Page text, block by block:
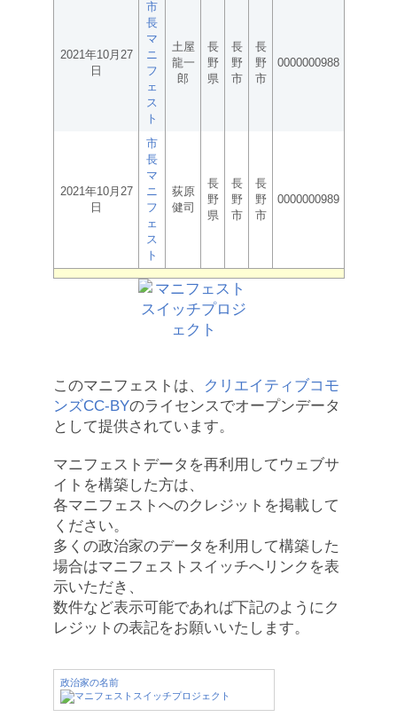
2021年10月27
日
市
長
マ
ニ
フ
ェ
ス
ト
土屋
龍一
郎
長
野
県
長
野
市
長
野
市
0000000988
2021年10月27
日
市
長
マ
ニ
フ
ェ
ス
ト
荻原
健司
長
野
県
長
野
市
長
野
市
0000000989
このマニフェストは、
クリエイティブコモ
ンズCC-BYのライセンスでオープンデータ
として提供されています。
マニフェストデータを再利用してウェブサ
イトを構築した方は、
各マニフェストへのクレジットを掲載して
ください。
多くの政治家のデータを利用して構築した
場合はマニフェストスイッチへリンクを表
示いただき、
数件など表示可能であれば下記のようにク
レジットの表記をお願いいたします。
政治家の名前